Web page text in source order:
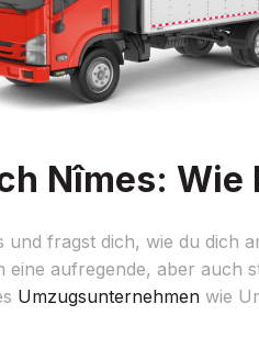
Nîmes:
fragst dich, wie du dich
aufregende, aber auch
Umzugsunternehmen wie